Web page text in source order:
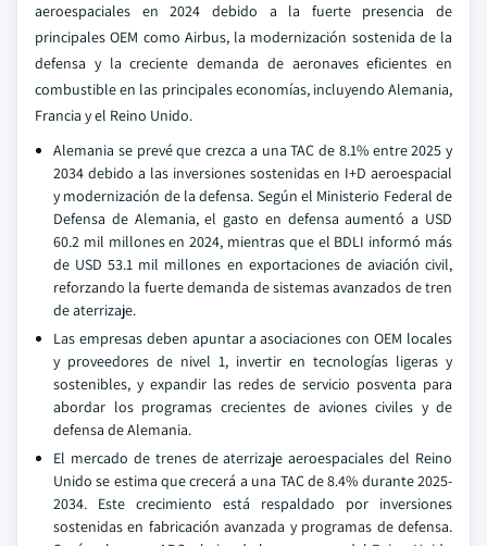
aeroespaciales en 2024 debido a la fuerte presencia de
principales OEM como Airbus, la modernización sostenida de la
defensa y la creciente demanda de aeronaves eficientes en
combustible en las principales economías, incluyendo Alemania,
Francia y el Reino Unido.
Alemania se prevé que crezca a una TAC de 8.1% entre 2025 y
2034 debido a las inversiones sostenidas en I+D aeroespacial
y modernización de la defensa. Según el Ministerio Federal de
Defensa de Alemania, el gasto en defensa aumentó a USD
60.2 mil millones en 2024, mientras que el BDLI informó más
de USD 53.1 mil millones en exportaciones de aviación civil,
reforzando la fuerte demanda de sistemas avanzados de tren
de aterrizaje.
Las empresas deben apuntar a asociaciones con OEM locales
y proveedores de nivel 1, invertir en tecnologías ligeras y
sostenibles, y expandir las redes de servicio posventa para
abordar los programas crecientes de aviones civiles y de
defensa de Alemania.
El mercado de trenes de aterrizaje aeroespaciales del Reino
Unido se estima que crecerá a una TAC de 8.4% durante 2025-
2034. Este crecimiento está respaldado por inversiones
sostenidas en fabricación avanzada y programas de defensa.